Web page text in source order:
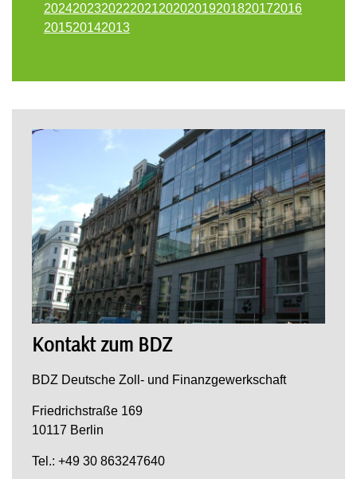
202420232022202120202019201820172016
201520142013
Kontakt zum BDZ
BDZ Deutsche Zoll- und Finanzgewerkschaft
Friedrichstraße 169
10117 Berlin
Tel.: +49 30 863247640